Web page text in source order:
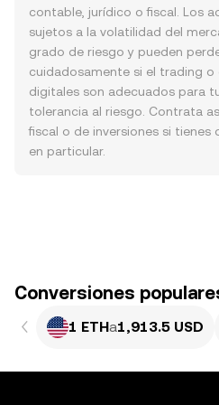
contable, jurídico o fiscal. Los
sujetos a la volatilidad del
grado de riesgo y pueden
cuidadosamente si el trading
digitales son adecuados para
tolerancia al riesgo. Contrata
fiscal o de inversiones si
en particular.
Conversiones
1 ETHa1,913.5 USD